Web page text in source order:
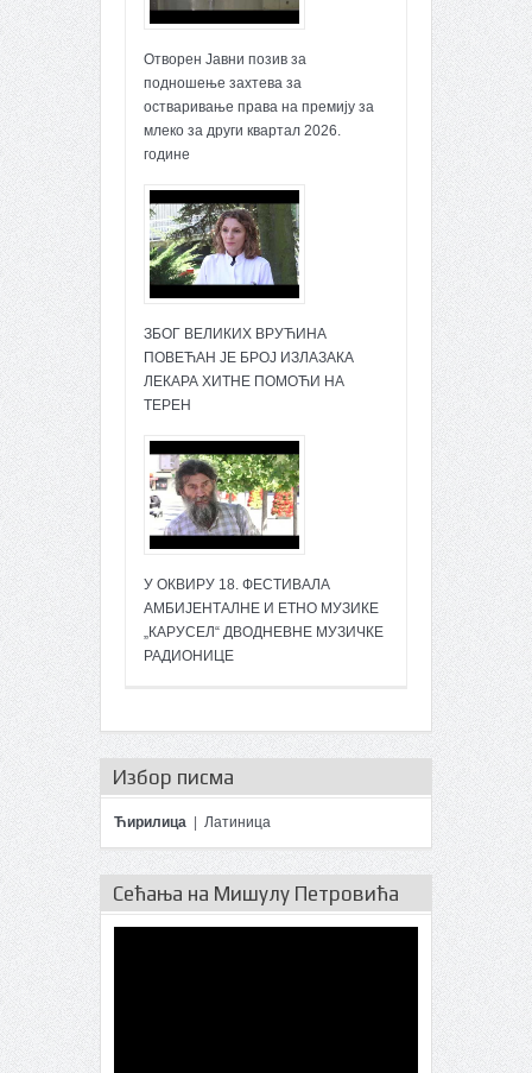
Отворен Јавни позив за
подношење захтева за
остваривање права на премију за
млеко за други квартал 2026.
године
ЗБОГ ВЕЛИКИХ ВРУЋИНА
ПОВЕЋАН ЈЕ БРОЈ ИЗЛАЗАКА
ЛЕКАРА ХИТНЕ ПОМОЋИ НА
ТЕРЕН
У ОКВИРУ 18. ФЕСТИВАЛА
АМБИЈЕНТАЛНЕ И ЕТНО МУЗИКЕ
„КАРУСЕЛ“ ДВОДНЕВНЕ МУЗИЧКЕ
РАДИОНИЦЕ
Избор писма
Ћирилица Латиница
Сећања на Мишулу Петровића